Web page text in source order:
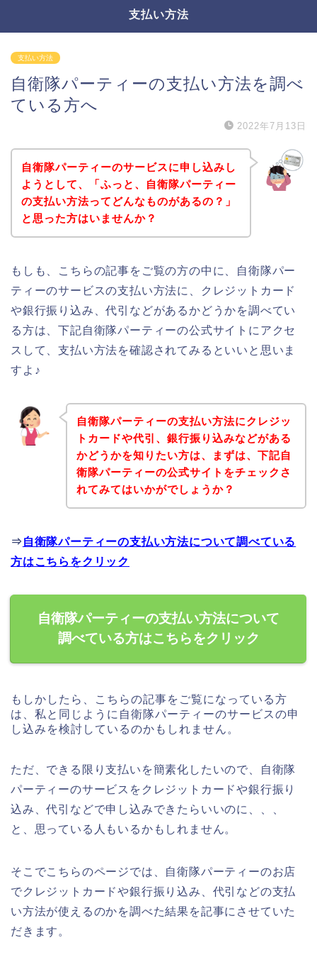
支払い方法
支払い方法
自衛隊パーティーの支払い方法を調べ
ている方へ
2022年7月13日
自衛隊パーティーのサービスに申し込みし
ようとして、「ふっと、自衛隊パーティー
の支払い方法ってどんなものがあるの？」
と思った方はいませんか？
もしも、こちらの記事をご覧の方の中に、自衛隊パー
ティーのサービスの支払い方法に、クレジットカード
や銀行振り込み、代引などがあるかどうかを調べてい
る方は、下記自衛隊パーティーの公式サイトにアクセ
スして、支払い方法を確認されてみるといいと思いま
すよ♪
自衛隊パーティーの支払い方法にクレジッ
トカードや代引、銀行振り込みなどがある
かどうかを知りたい方は、まずは、下記自
衛隊パーティーの公式サイトをチェックさ
れてみてはいかがでしょうか？
⇒ 自衛隊パーティーの支払い方法について調べている
方はこちらをクリック
自衛隊パーティーの支払い方法について
調べている方はこちらをクリック
もしかしたら、こちらの記事をご覧になっている方
は、私と同じように自衛隊パーティーのサービスの申
し込みを検討しているのかもしれません。
ただ、できる限り支払いを簡素化したいので、自衛隊
パーティーのサービスをクレジットカードや銀行振り
込み、代引などで申し込みできたらいいのに、、、
と、思っている人もいるかもしれません。
そこでこちらのページでは、自衛隊パーティーのお店
でクレジットカードや銀行振り込み、代引などの支払
い方法が使えるのかを調べた結果を記事にさせていた
だきます。